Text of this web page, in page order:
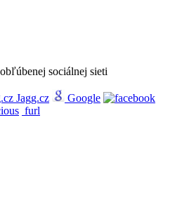
sociálnej sieti
Jagg.cz
Google
furl